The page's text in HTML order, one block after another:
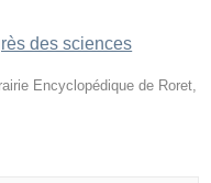
des sciences
Encyclopédique de Roret